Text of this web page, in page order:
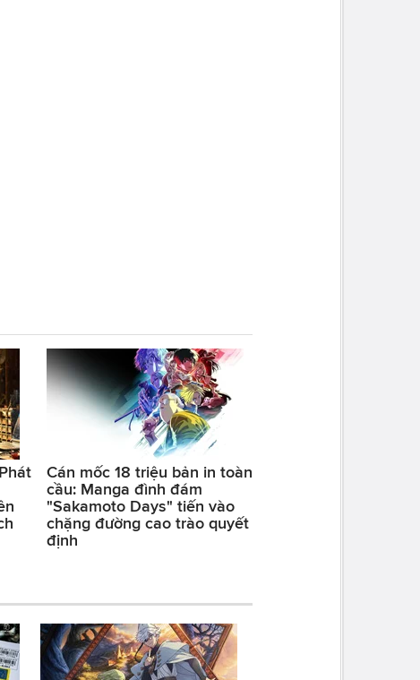
Cán mốc 18 triệu bản in toàn
cầu: Manga đình đám
"Sakamoto Days" tiến vào
chặng đường cao trào quyết
định